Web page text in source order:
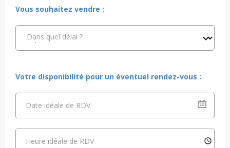
Vous souhaitez vendre :
Dans quel délai ?
Votre disponibilité pour un éventuel rendez-vous :
Date idéale de RDV
Heure idéale de RDV